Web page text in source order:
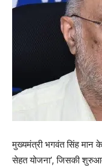
मुख्यमंत्री भगवंत सिंह मान
सेहत योजना’, जिसकी